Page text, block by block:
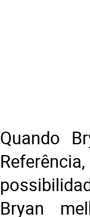
Quando
Bryan